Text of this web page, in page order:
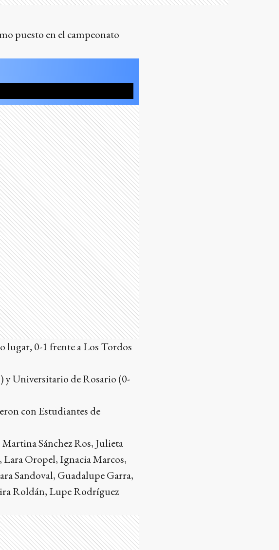
puesto en el campeonato
lugar, 0-1 frente a Los Tordos
y Universitario de Rosario (0-
con Estudiantes de
Sánchez Ros, Julieta
Oropel, Ignacia Marcos,
Sandoval, Guadalupe Garra,
Roldán, Lupe Rodríguez